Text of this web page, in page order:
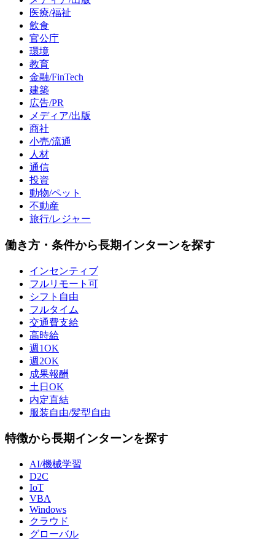
医療/福祉
飲食
官公庁
環境
教育
金融/FinTech
建築
広告/PR
メディア/出版
商社
小売/流通
人材
通信
投資
動物/ペット
不動産
旅行/レジャー
働き方・条件から長期インターンを探す
インセンティブ
フルリモート可
シフト自由
フルタイム
交通費支給
高時給
週1OK
週2OK
成果報酬
土日OK
内定直結
服装自由/髪型自由
特徴から長期インターンを探す
AI/機械学習
D2C
IoT
VBA
Windows
クラウド
グローバル